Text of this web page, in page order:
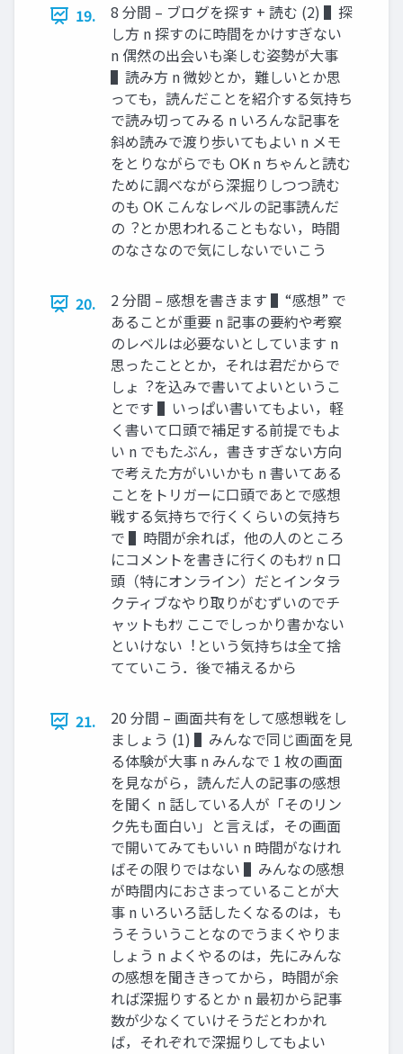
19.
8 分間 – ブログを探す + 読む (2) ▌探
し⽅ n 探すのに時間をかけすぎない
n 偶然の出会いも楽しむ姿勢が⼤事
▌読み⽅ n 微妙とか，難しいとか思
っても，読んだことを紹介する気持ち
で読み切ってみる n いろんな記事を
斜め読みで渡り歩いてもよい n メモ
をとりながらでも OK n ちゃんと読む
ために調べながら深掘りしつつ読む
のも OK こんなレベルの記事読んだ
の︖とか思われることもない，時間
のなさなので気にしないでいこう
20.
2 分間 – 感想を書きます ▌“感想” で
あることが重要 n 記事の要約や考察
のレベルは必要ないとしています n
思ったこととか，それは君だからで
しょ︖を込みで書いてよいというこ
とです ▌いっぱい書いてもよい，軽
く書いて⼝頭で補⾜する前提でもよ
い n でもたぶん，書きすぎない⽅向
で考えた⽅がいいかも n 書いてある
ことをトリガーに⼝頭であとで感想
戦する気持ちで⾏くくらいの気持ち
で ▌時間が余れば，他の⼈のところ
にコメントを書きに⾏くのもｵﾂ n ⼝
頭（特にオンライン）だとインタラ
クティブなやり取りがむずいのでチ
ャットもｵﾂ ここでしっかり書かない
といけない︕という気持ちは全て捨
てていこう．後で補えるから
21.
20 分間 – 画⾯共有をして感想戦をし
ましょう (1) ▌みんなで同じ画⾯を⾒
る体験が⼤事 n みんなで 1 枚の画⾯
を⾒ながら，読んだ⼈の記事の感想
を聞く n 話している⼈が「そのリン
ク先も⾯⽩い」と⾔えば，その画⾯
で開いてみてもいい n 時間がなけれ
ばその限りではない ▌みんなの感想
が時間内におさまっていることが⼤
事 n いろいろ話したくなるのは，も
うそういうことなのでうまくやりま
しょう n よくやるのは，先にみんな
の感想を聞ききってから，時間が余
れば深掘りするとか n 最初から記事
数が少なくていけそうだとわかれ
ば，それぞれで深掘りしてもよい